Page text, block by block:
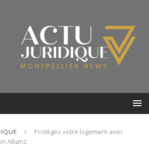
Protégez votre logement avec
Allianz